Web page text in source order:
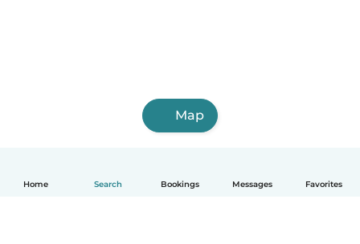
Home Search Bookings Messages Favorites
Map